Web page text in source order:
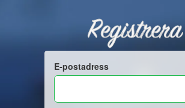
Registrera
E-postadress